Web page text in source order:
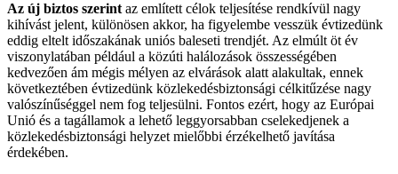
Az új biztos szerint az említett célok teljesítése rendkívül nagy
kihívást jelent, különösen akkor, ha figyelembe vesszük évtizedünk
eddig eltelt időszakának uniós baleseti trendjét. Az elmúlt öt év
viszonylatában például a közúti halálozások összességében
kedvezően ám mégis mélyen az elvárások alatt alakultak, ennek
következtében évtizedünk közlekedésbiztonsági célkitűzése nagy
valószínűséggel nem fog teljesülni. Fontos ezért, hogy az Európai
Unió és a tagállamok a lehető leggyorsabban cselekedjenek a
közlekedésbiztonsági helyzet mielőbbi érzékelhető javítása
érdekében.